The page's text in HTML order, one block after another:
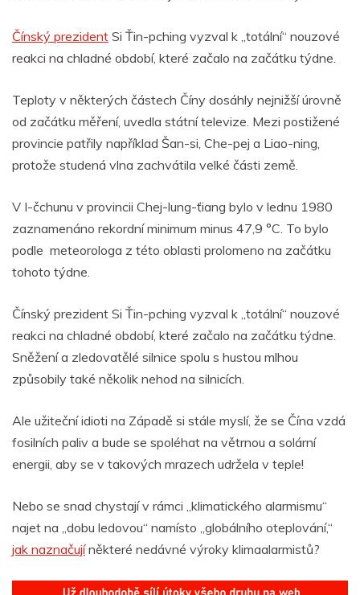
Čínský prezident Si Ťin-pching vyzval k „totální“ nouzové
reakci na chladné období, které začalo na začátku týdne.
Teploty v některých částech Číny dosáhly nejnižší úrovně
od začátku měření, uvedla státní televize. Mezi postižené
provincie patřily například Šan-si, Che-pej a Liao-ning,
protože studená vlna zachvátila velké části země.
V I-čchunu v provincii Chej-lung-ťiang bylo v lednu 1980
zaznamenáno rekordní minimum minus 47,9 °C. To bylo
podle meteorologa z této oblasti prolomeno na začátku
tohoto týdne.
Čínský prezident Si Ťin-pching vyzval k „totální“ nouzové
reakci na chladné období, které začalo na začátku týdne.
Sněžení a zledovatělé silnice spolu s hustou mlhou
způsobily také několik nehod na silnicích.
Ale užiteční idioti na Západě si stále myslí, že se Čína vzdá
fosilních paliv a bude se spoléhat na větrnou a solární
energii, aby se v takových mrazech udržela v teple!
Nebo se snad chystají v rámci „klimatického alarmismu“
najet na „dobu ledovou“ namísto „globálního oteplování,“
jak naznačujíněkteré nedávné výroky klimaalarmistů?